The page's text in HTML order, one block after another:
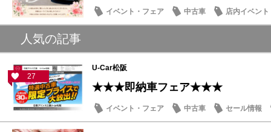
イベント・フェア 中古車 店内イベント
人気の記事
27
U-Car松阪
★★★即納車フェア★★★
イベント・フェア 中古車 セール情報